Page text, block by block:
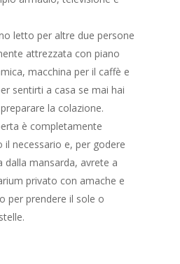
letto per altre due persone
attrezzata con piano
macchina per il caffè e
sentirti a casa se mai hai
la colazione.
è completamente
necessario e, per godere
dalla mansarda, avrete a
privato con amache e
per prendere il sole o